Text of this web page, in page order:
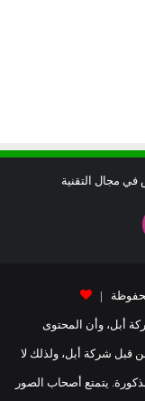
مجال التقنية
أبل، وأن المحتوى
قبل شركة أبل، ولذلك لا
يتمتع أصحاب الصور